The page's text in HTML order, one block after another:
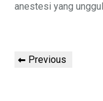
anestesi yang
Navigasi
pos
Previous
Previous